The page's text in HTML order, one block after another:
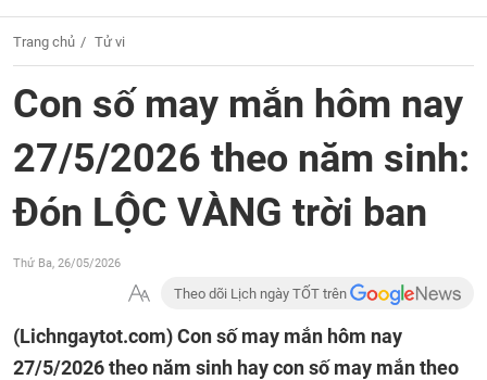
Trang chủ Tử vi
Con số may mắn hôm nay
27/5/2026 theo năm sinh:
Đón LỘC VÀNG trời ban
Thứ Ba, 26/05/2026
Theo dõi Lịch ngày TỐT trên
(Lichngaytot.com)Con số may mắn hôm nay
27/5/2026 theo năm sinh hay con số may mắn theo